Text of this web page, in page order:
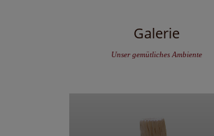
Galerie
Unser gemütliches Ambiente